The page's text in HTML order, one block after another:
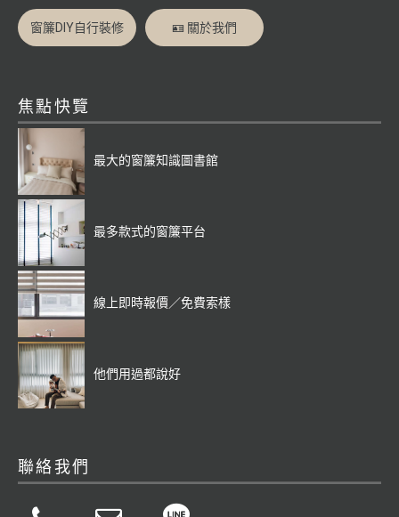
窗簾DIY自行裝修 🪪 關於我們
焦點快覽
最大的窗簾知識圖書館
最多款式的窗簾平台
線上即時報價／免費索樣
他們用過都說好
聯絡我們